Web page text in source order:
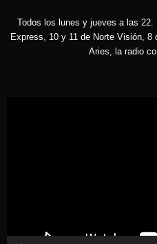
Todos los lunes y jueves a las
Express, 10 y 11 de Norte Visión, 8
Aries, la radio